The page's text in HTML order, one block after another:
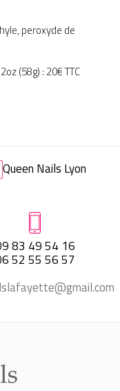
peroxyde de
(58g) : 20€ TTC
83 49 54 16
52 55 56 57
Queen Nails Lyon